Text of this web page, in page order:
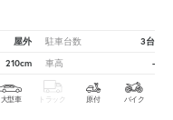
屋外 駐車台数 3台
210cm 車高 -
大型車 トラック 原付 バイク